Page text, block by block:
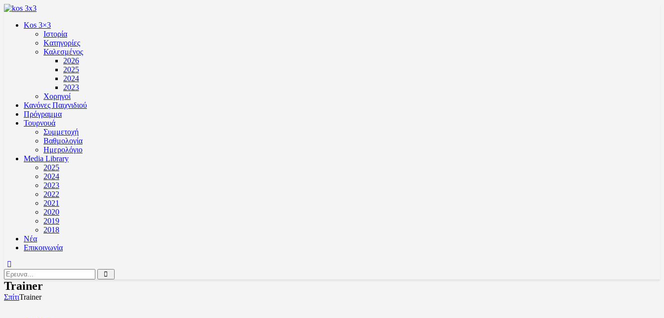
Kos 3×3
Ιστορία
Kατηγορίες
Καλεσμένος
2026
2025
2024
2023
Χορηγοί
Κανόνες Παιχνιδιού
Πρόγραμμα
Τουρνουά
Συμμετοχή
Βαθμολογία
Ημερολόγιο
Media Library
2025
2024
2023
2022
2021
2020
2019
2018
Νέα
Επικοινωνία
Trainer
ΣπίτιTrainer